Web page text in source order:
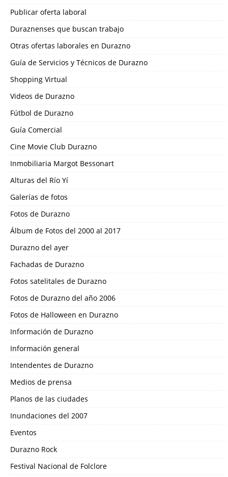
Publicar oferta laboral
Duraznenses que buscan trabajo
Otras ofertas laborales en Durazno
Guía de Servicios y Técnicos de Durazno
Shopping Virtual
Videos de Durazno
Fútbol de Durazno
Guía Comercial
Cine Movie Club Durazno
Inmobiliaria Margot Bessonart
Alturas del Río Yí
Galerías de fotos
Fotos de Durazno
Álbum de Fotos del 2000 al 2017
Durazno del ayer
Fachadas de Durazno
Fotos satelitales de Durazno
Fotos de Durazno del año 2006
Fotos de Halloween en Durazno
Información de Durazno
Información general
Intendentes de Durazno
Medios de prensa
Planos de las ciudades
Inundaciones del 2007
Eventos
Durazno Rock
Festival Nacional de Folclore